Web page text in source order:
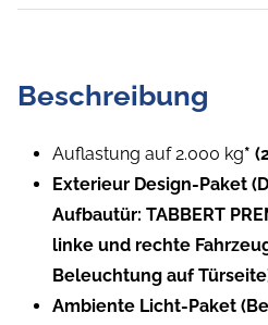
Beschreibung
Auflastung auf 2.000 kg*
Exterieur Design-Paket
Aufbautür: TABBERT
linke und rechte
Beleuchtung auf
Ambiente Licht-Paket